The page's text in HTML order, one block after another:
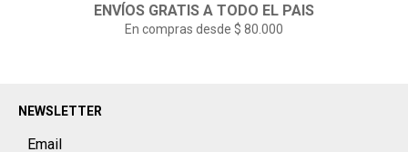
ENVÍOS GRATIS A TODO EL PAIS
En compras desde $ 80.000
NEWSLETTER